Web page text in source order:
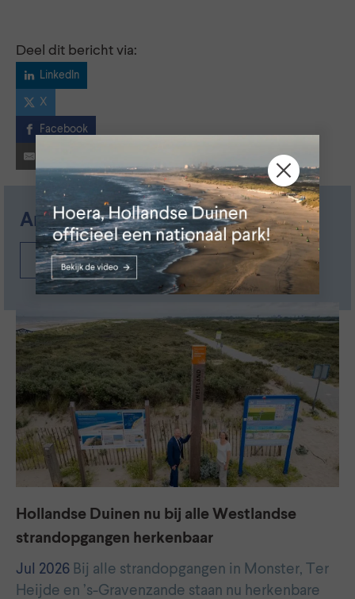
Deel dit bericht via:
LinkedIn
X
Facebook
Andere nieuwsberichten
Nieuwsoverzicht
Hollandse Duinen nu bij alle Westlandse
strandopgangen herkenbaar
Jul 2026 Bij alle strandopgangen in Monster, Ter
Heijde en ’s-Gravenzande staan nu herkenbare